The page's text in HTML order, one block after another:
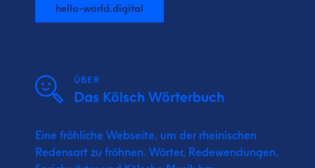
hello-world.digital
ÜBER
Das Kölsch Wörterbuch
Eine fröhliche Webseite, um der rheinischen
Redensart zu fröhnen. Wörter, Redewendungen,